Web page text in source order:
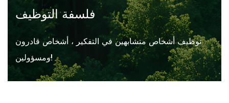
فلسفة التوظيف
توظيف أشخاص متشابهين في التفكير ، أشخاص قادرون
ومسؤولين!